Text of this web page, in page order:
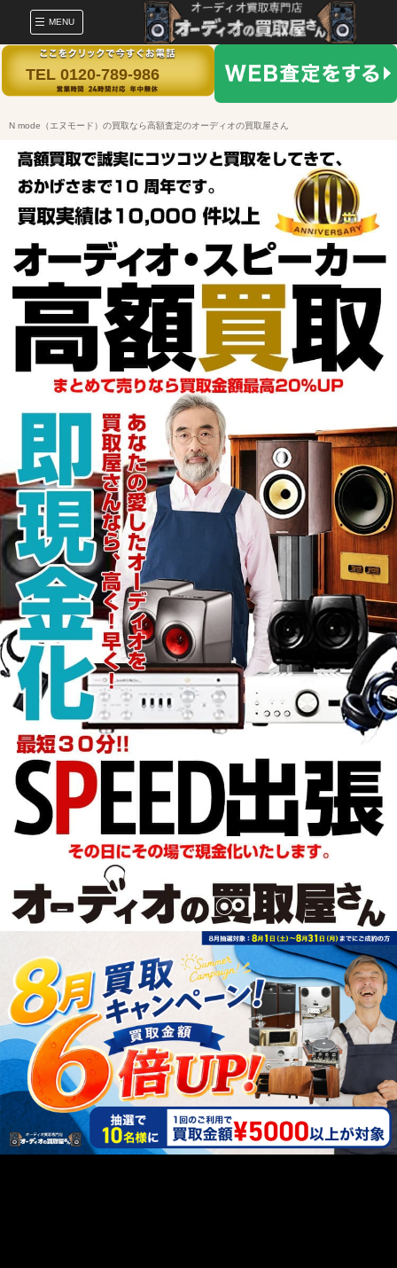
MENU
TEL 0120-789-986
N mode（エヌモード）の買取なら高額査定のオーディオの買取屋さん